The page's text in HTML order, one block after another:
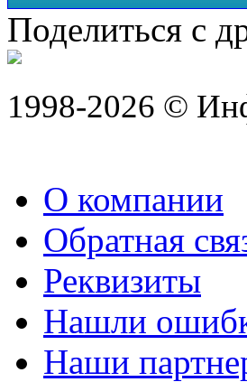
Поделиться с
1998-2026 ©
О компании
Обратная
Реквизиты
Нашли
Наши